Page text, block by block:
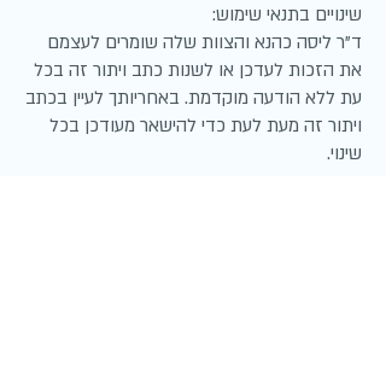
שינויים בתנאי שימוש:
ד"ר ליסה כהנא והצוות שלה שומרים לעצמם
את הזכות לעדכן או לשנות כתב ויתור זה בכל
עת ללא הודעה מוקדמת. באחריותך לעיין בכתב
ויתור זה מעת לעת כדי להישאר מעודכן בכל
שינוי.